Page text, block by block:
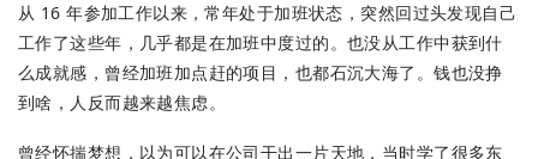
从 16 年参加工作以来，常年处于加班状态，突然回过头发现自己
工作了这些年，几乎都是在加班中度过的。也没从工作中获到什
么成就感，曾经加班加点赶的项目，也都石沉大海了。钱也没挣
到啥，人反而越来越焦虑。
曾经怀揣梦想，以为可以在公司干出一片天地，当时学了很多东